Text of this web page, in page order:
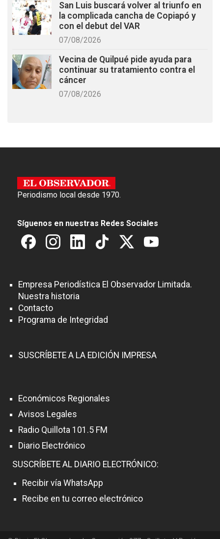
San Luis buscará volver al triunfo en
la complicada cancha de Copiapó y
con el debut del VAR
07/08/2026
Vecina de Quilpué pide ayuda para
continuar su tratamiento contra el
cáncer
07/08/2026
Periodismo local desde 1970.
Síguenos en nuestras Redes Sociales
Empresa Periodística El Observador Limitada.
Nuestra historia
Contacto
Programa de Integridad
SUSCRÍBETE A LA EDICIÓN IMPRESA
Económicos Regionales
Avisos Legales
Radio Quillota 101.5 FM
Diario Electrónico
SUSCRÍBETE AL DIARIO ELECTRÓNICO:
Recibir vía WhatsApp
Recibe en tu correo electrónico